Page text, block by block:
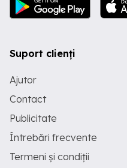
Suport clienți
Ajutor
Contact
Publicitate
Întrebări frecvente
Termeni și condiții